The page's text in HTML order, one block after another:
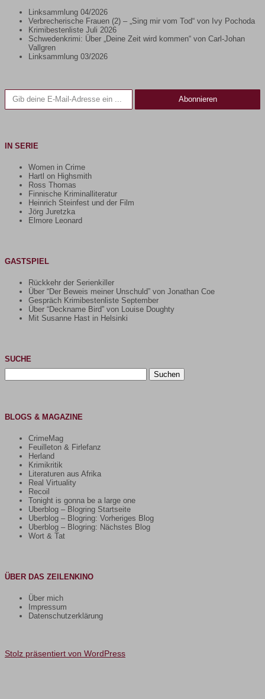
Linksammlung 04/2026
Verbrecherische Frauen (2) – „Sing mir vom Tod“ von Ivy Pochoda
Krimibestenliste Juli 2026
Schwedenkrimi: Über „Deine Zeit wird kommen“ von Carl-Johan
Vallgren
Linksammlung 03/2026
Gib deine E-Mail-Adresse ein ...
Abonnieren
IN SERIE
Women in Crime
Hartl on Highsmith
Ross Thomas
Finnische Kriminalliteratur
Heinrich Steinfest und der Film
Jörg Juretzka
Elmore Leonard
GASTSPIEL
Rückkehr der Serienkiller
Über “Der Beweis meiner Unschuld” von Jonathan Coe
Gespräch Krimibestenliste September
Über “Deckname Bird” von Louise Doughty
Mit Susanne Hast in Helsinki
SUCHE
Suchen
nach:
BLOGS & MAGAZINE
CrimeMag
Feuilleton & Firlefanz
Herland
Krimikritik
Literaturen aus Afrika
Real Virtuality
Recoil
Tonight is gonna be a large one
Uberblog – Blogring Startseite
Uberblog – Blogring: Vorheriges Blog
Uberblog – Blogring: Nächstes Blog
Wort & Tat
ÜBER DAS ZEILENKINO
Über mich
Impressum
Datenschutzerklärung
Stolz präsentiert von WordPress